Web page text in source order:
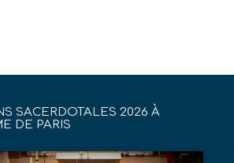
SACERDOTALES 2026 À
DE PARIS